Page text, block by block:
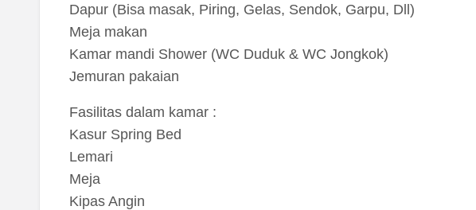
Dapur (Bisa masak, Piring, Gelas, Sendok, Garpu, Dll)
Meja makan
Kamar mandi Shower (WC Duduk & WC Jongkok)
Jemuran pakaian
Fasilitas dalam kamar :
Kasur Spring Bed
Lemari
Meja
Kipas Angin